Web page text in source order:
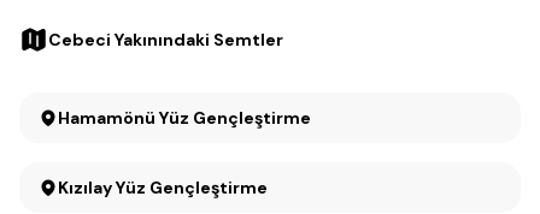
Cebeci Yakınındaki Semtler
Hamamönü Yüz Gençleştirme
Kızılay Yüz Gençleştirme